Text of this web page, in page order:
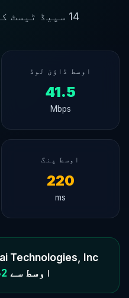
14 سپیڈ ٹیسٹ کے نتائج پر مبنی
اوسط ڈاؤن لوڈ
41.5
Mbps
اوسط پنگ
220
ms
اوسط سے